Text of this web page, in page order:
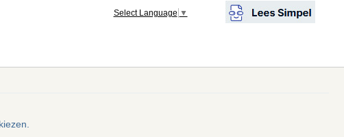
Select Language ▼